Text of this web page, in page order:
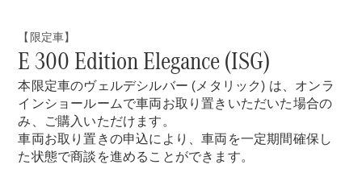
【限定車】
E 300 Edition Elegance (ISG)
本限定車のヴェルデシルバー (メタリック) は、オンラ
インショールームで車両お取り置きいただいた場合の
み、ご購入いただけます。
車両お取り置きの申込により、車両を一定期間確保し
た状態で商談を進めることができます。